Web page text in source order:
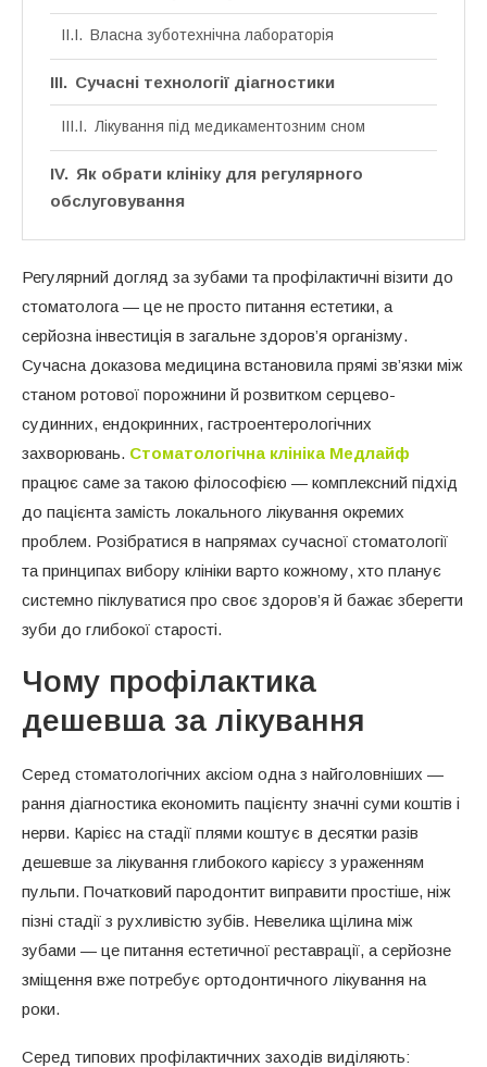
Власна зуботехнічна лабораторія
Сучасні технології діагностики
Лікування під медикаментозним сном
Як обрати клініку для регулярного
обслуговування
Регулярний догляд за зубами та профілактичні візити до
стоматолога — це не просто питання естетики, а
серйозна інвестиція в загальне здоров’я організму.
Сучасна доказова медицина встановила прямі зв’язки між
станом ротової порожнини й розвитком серцево-
судинних, ендокринних, гастроентерологічних
захворювань. Стоматологічна клініка Медлайф
працює саме за такою філософією — комплексний підхід
до пацієнта замість локального лікування окремих
проблем. Розібратися в напрямах сучасної стоматології
та принципах вибору клініки варто кожному, хто планує
системно піклуватися про своє здоров’я й бажає зберегти
зуби до глибокої старості.
Чому профілактика
дешевша за лікування
Серед стоматологічних аксіом одна з найголовніших —
рання діагностика економить пацієнту значні суми коштів і
нерви. Карієс на стадії плями коштує в десятки разів
дешевше за лікування глибокого карієсу з ураженням
пульпи. Початковий пародонтит виправити простіше, ніж
пізні стадії з рухливістю зубів. Невелика щілина між
зубами — це питання естетичної реставрації, а серйозне
зміщення вже потребує ортодонтичного лікування на
роки.
Серед типових профілактичних заходів виділяють: